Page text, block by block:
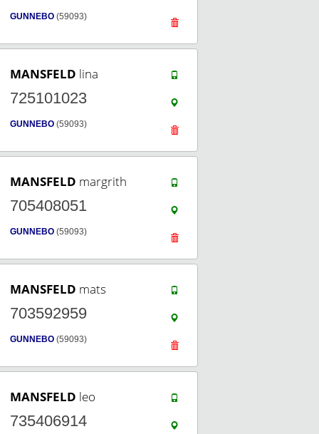
GUNNEBO (59093)
MANSFELD lina
725101023
GUNNEBO (59093)
MANSFELD margrith
705408051
GUNNEBO (59093)
MANSFELD mats
703592959
GUNNEBO (59093)
MANSFELD leo
735406914